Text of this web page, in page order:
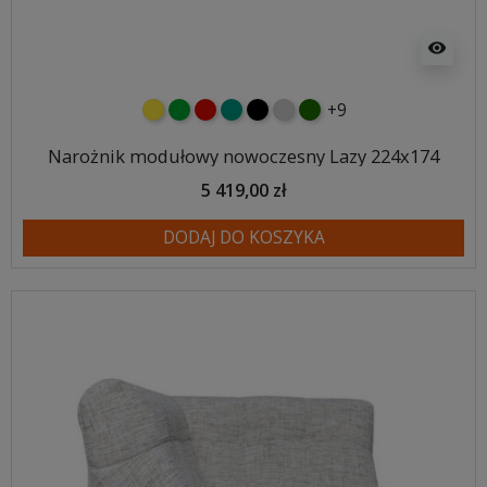
visibility
żółtyzielonyczerwony
turkusowy
czarnyjasnoszary
butelkowa zieleń
+9
Narożnik modułowy nowoczesny Lazy 224x174
5 419,00 zł
DODAJ DO KOSZYKA